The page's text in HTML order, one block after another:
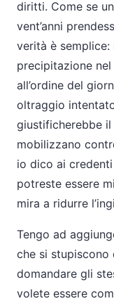
diritti. Come se
vent’anni
verità è semplice:
precipitazione
all’ordine del
oltraggio
giustificherebbe
mobilizzano
io dico ai
potreste essere
mira a ridurre
Tengo ad
che si stupiscono
domandare gli
volete essere